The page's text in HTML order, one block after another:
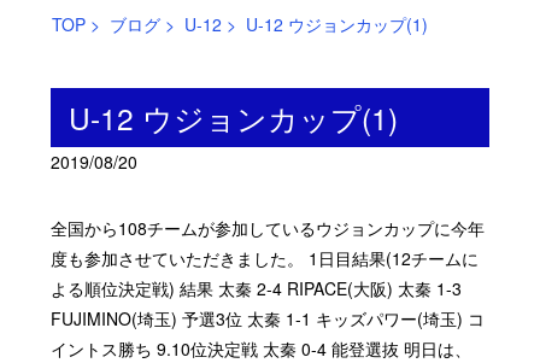
TOP> ブログ> U-12 > U-12 ウジョンカップ(1)
U-12 ウジョンカップ(1)
2019/08/20
全国から108チームが参加しているウジョンカップに今年
度も参加させていただきました。 1日目結果(12チームに
よる順位決定戦) 結果 太秦 2-4 RIPACE(大阪) 太秦 1-3
FUJIMINO(埼玉) 予選3位 太秦 1-1 キッズパワー(埼玉) コ
イントス勝ち 9.10位決定戦 太秦 0-4 能登選抜 明日は、